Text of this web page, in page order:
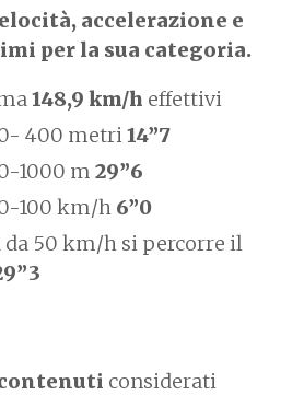
accelerazione e
per la sua categoria.
148,9 km/h effettivi
400 metri14”7
1000 m 29”6
100 km/h 6”0
da 50 km/h si percorre il
considerati